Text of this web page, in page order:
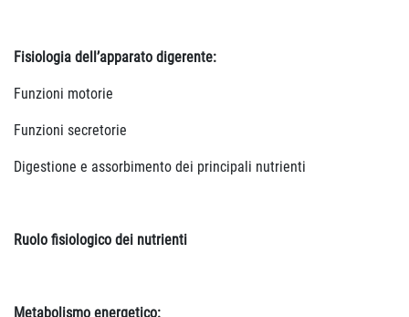
Fisiologia dell’apparato digerente:
Funzioni motorie
Funzioni secretorie
Digestione e assorbimento dei principali nutrienti
Ruolo fisiologico dei nutrienti
Metabolismo energetico: